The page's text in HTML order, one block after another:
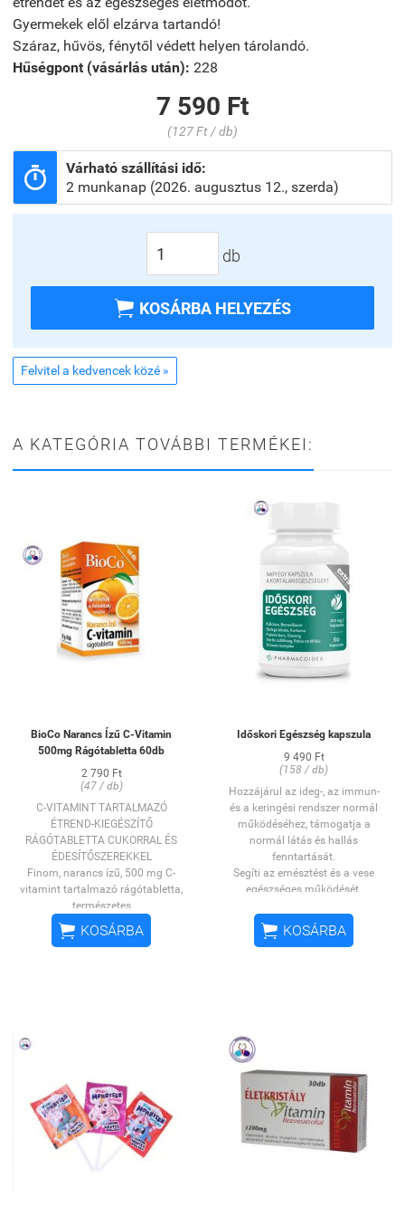
Gyermekek elől elzárva tartandó!
Száraz, hűvös, fénytől védett helyen tárolandó.
Hűségpont (vásárlás után): 228
7 590 Ft
(127 Ft / db)

Várható szállítási idő:
2 munkanap (2026. augusztus 12., szerda)
db
 KOSÁRBA HELYEZÉS
Felvitel a kedvencek közé »
A KATEGÓRIA TOVÁBBI TERMÉKEI:
BioCo Narancs Ízű C-Vitamin
500mg Rágótabletta 60db
2 790 Ft
(47 / db)
C-VITAMINT TARTALMAZÓ
ÉTREND-KIEGÉSZÍTŐ
RÁGÓTABLETTA CUKORRAL ÉS
ÉDESÍTŐSZEREKKEL
Finom, narancs ízű, 500 mg C-
vitamint tartalmazó rágótabletta,
természetes
aromával!
Fogyasztását
ajánljukmindazoknak, akik a
vitamin szükséglet idején,
egyoldalú, vitaminhiányos
táplálkozás fennállásakor, vagy
betegséget követően, a felépülés
időszaka alatt. A C-vitamin
 KOSÁRBA
Időskori Egészség kapszula
9 490 Ft
(158 / db)
Hozzájárul az ideg-, az immun-
és a keringési rendszer normál
működéséhez, támogatja a
normál látás és hallás
fenntartását.
Segíti az emésztést és a vese
egészséges működését.
vércukorszint és a normál
vérnyomás fenntartásához.
cordifolia, Vitamin komplex
Hozzájárul az immunrendszer
normál működéséhez, a sejtek
oxidatív stresszel szembeni
védekezéséhez. Támogatja a
megfelelő kollagén képződést és
ezen keresztül az erek, a bőr,
csontok, a porcok, a fogíny és a
 KOSÁRBA